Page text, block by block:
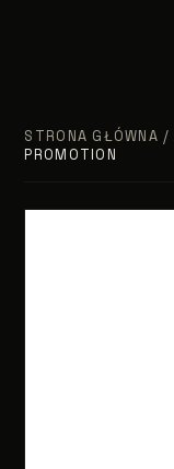
STRONA GŁÓWNA /
PROMOTION